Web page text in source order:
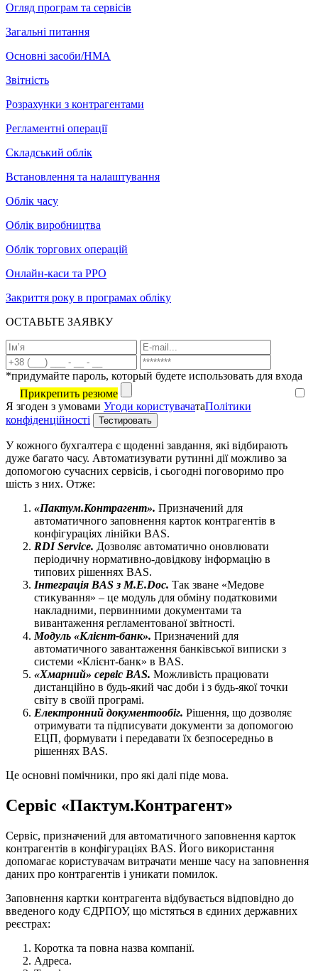
Огляд програм та сервісів
Загальні питання
Основні засоби/НМА
Звітність
Розрахунки з контрагентами
Регламентні операції
Складський облік
Встановлення та налаштування
Облік часу
Облік виробництва
Облік торгових операцій
Онлайн-каси та РРО
Закриття року в програмах обліку
ОСТАВЬТЕ ЗАЯВКУ
*придумайте пароль, который будете использовать для входа
Прикрепить резюме
Я згоден з умовами Угоди користувачатаПолітики
конфіденційності
У кожного бухгалтера є щоденні завдання, які відбирають
дуже багато часу. Автоматизувати рутинні дії можливо за
допомогою сучасних сервісів, і сьогодні поговоримо про
шість з них. Отже:
«Пактум.Контрагент». Призначений для
автоматичного заповнення карток контрагентів в
конфігураціях лінійки BAS.
RDI Service. Дозволяє автоматично оновлювати
періодичну нормативно-довідкову інформацію в
типових рішеннях BAS.
Інтеграція BAS з M.E.Doc. Так зване «Медове
стикування» – це модуль для обміну податковими
накладними, первинними документами та
вивантаження регламентованої звітності.
Модуль «Клієнт-банк». Призначений для
автоматичного завантаження банківської виписки з
системи «Клієнт-банк» в BAS.
«Хмарний» сервіс BAS. Можливість працювати
дистанційно в будь-який час доби і з будь-якої точки
світу в своїй програмі.
Електронний документообіг. Рішення, що дозволяє
отримувати та підписувати документи за допомогою
ЕЦП, формувати і передавати їх безпосередньо в
рішеннях BAS.
Це основні помічники, про які далі піде мова.
Сервіс «Пактум.Контрагент»
Сервіс, призначений для автоматичного заповнення карток
контрагентів в конфігураціях BAS. Його використання
допомагає користувачам витрачати менше часу на заповнення
даних про контрагентів і уникати помилок.
Заповнення картки контрагента відбувається відповідно до
введеного коду ЄДРПОУ, що містяться в єдиних державних
реєстрах:
Коротка та повна назва компанії.
Адреса.